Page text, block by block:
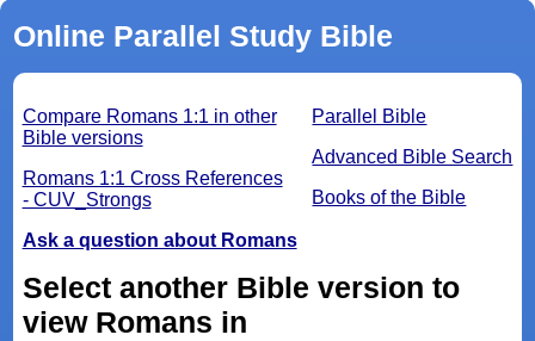
Online Parallel Study Bible
Parallel Bible
Advanced Bible Search
Books of the Bible
Compare Romans 1:1 in other
Bible versions
Romans 1:1 Cross References
- CUV_Strongs
Ask a question about Romans
Select another Bible version to
view Romans in